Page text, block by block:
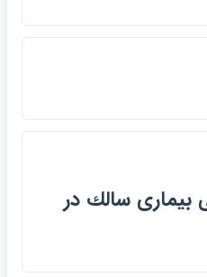
بيماري سالك در